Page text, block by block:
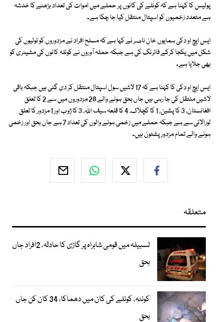
پولیس کا کہنا ہے کہ کوئلے کی کانوں پر حملے میں اموات کی تعداد بڑھنے کا خدشہ
ہے متعدد زخمیوں کو اسپتال منتقل کیا جا چکا ہے۔
ایس ایچ او دکی ہمایوں خان ناصر نے کہا ہے کہ مسلح افراد نے مزدوروں کو ٹولیوں کی
شکل میں یکجا کرکے فائرنگ کی ہے جبکہ حملہ آوروں نے کوئلہ کانوں کی مشینری کو
بھی جلایا ہے۔
ایس ایچ او دکی کا کہنا ہے کہ 17 لاشیں سول اسپتال منتقل کر دی گئی ہیں جبکہ باقی
لاشیں منتقل کی جا رہی ہیں جاں بحق ہونے والے 20 مزدوروں میں سے 2 کا تعلق
افغانستان، 3 کا پشین، 1 کا کچلاک، 4 کا قلعہ سیف اللہ، 3 کا ژوب اور 1 مزدور کا تعلق
لورالائی سے ہے جبکہ حملے میں زخمی ہونے والوں کی تعداد 7 ہے جاں بحق اور زخمی
ہونے والے تمام مزدور پشتون ہیں۔
متعلقہ
لسبیلہ میں قومی شاہراہ پر گاڑی کا حادثہ، 2افراد جاں
بحق
کوئٹہ، کوئلے کی کان میں دھماکا، 34 کان کن جاں
بحق